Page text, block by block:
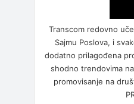
Transcom redovno
Sajmu Poslova, i
dodatno prilagođena
shodno trendovima
promovisanje na